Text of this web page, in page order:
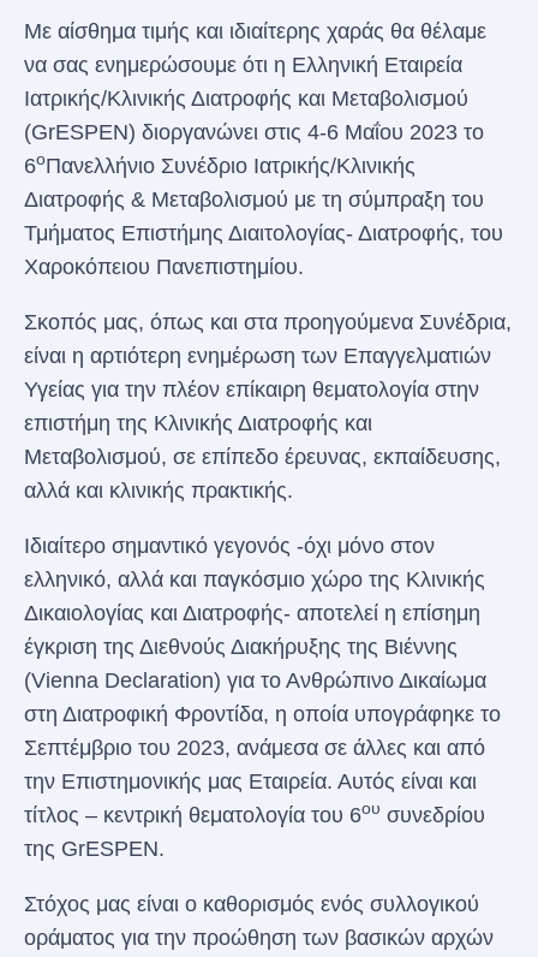
Με αίσθημα τιμής και ιδιαίτερης χαράς θα θέλαμε
να σας ενημερώσουμε ότι η Ελληνική Εταιρεία
Ιατρικής/Κλινικής Διατροφής και Μεταβολισμού
(GrESPEN) διοργανώνει στις 4-6 Μαΐου 2023 το
6οΠανελλήνιο Συνέδριο Ιατρικής/Κλινικής
Διατροφής & Μεταβολισμού με τη σύμπραξη του
Τμήματος Επιστήμης Διαιτολογίας- Διατροφής, του
Χαροκόπειου Πανεπιστημίου.
Σκοπός μας, όπως και στα προηγούμενα Συνέδρια,
είναι η αρτιότερη ενημέρωση των Επαγγελματιών
Υγείας για την πλέον επίκαιρη θεματολογία στην
επιστήμη της Κλινικής Διατροφής και
Μεταβολισμού, σε επίπεδο έρευνας, εκπαίδευσης,
αλλά και κλινικής πρακτικής.
Ιδιαίτερο σημαντικό γεγονός -όχι μόνο στον
ελληνικό, αλλά και παγκόσμιο χώρο της Κλινικής
Δικαιολογίας και Διατροφής- αποτελεί η επίσημη
έγκριση της Διεθνούς Διακήρυξης της Βιέννης
(Vienna Declaration) για το Ανθρώπινο Δικαίωμα
στη Διατροφική Φροντίδα, η οποία υπογράφηκε το
Σεπτέμβριο του 2023, ανάμεσα σε άλλες και από
την Επιστημονικής μας Εταιρεία. Αυτός είναι και
τίτλος – κεντρική θεματολογία του 6ου συνεδρίου
της GrESPEN.
Στόχος μας είναι ο καθορισμός ενός συλλογικού
οράματος για την προώθηση των βασικών αρχών